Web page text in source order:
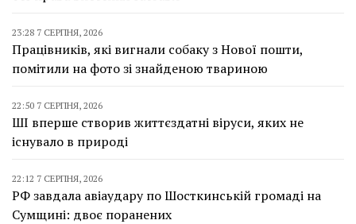
23:28 7 СЕРПНЯ, 2026
Працівників, які вигнали собаку з Нової пошти,
помітили на фото зі знайденою твариною
22:50 7 СЕРПНЯ, 2026
ШІ вперше створив життєздатні віруси, яких не
існувало в природі
22:12 7 СЕРПНЯ, 2026
РФ завдала авіаудару по Шосткинській громаді на
Сумщині: двоє поранених